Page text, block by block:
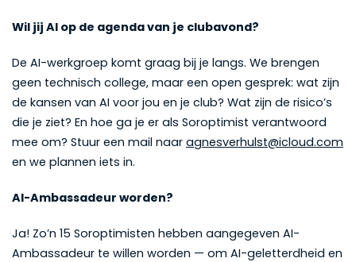
Wil jij AI op de agenda van je clubavond?
De AI-werkgroep komt graag bij je langs. We brengen
geen technisch college, maar een open gesprek: wat zijn
de kansen van AI voor jou en je club? Wat zijn de risico’s
die je ziet? En hoe ga je er als Soroptimist verantwoord
mee om? Stuur een mail naar agnesverhulst@icloud.com
en we plannen iets in.
AI-Ambassadeur worden?
Ja! Zo’n 15 Soroptimisten hebben aangegeven AI-
Ambassadeur te willen worden — om AI-geletterdheid en